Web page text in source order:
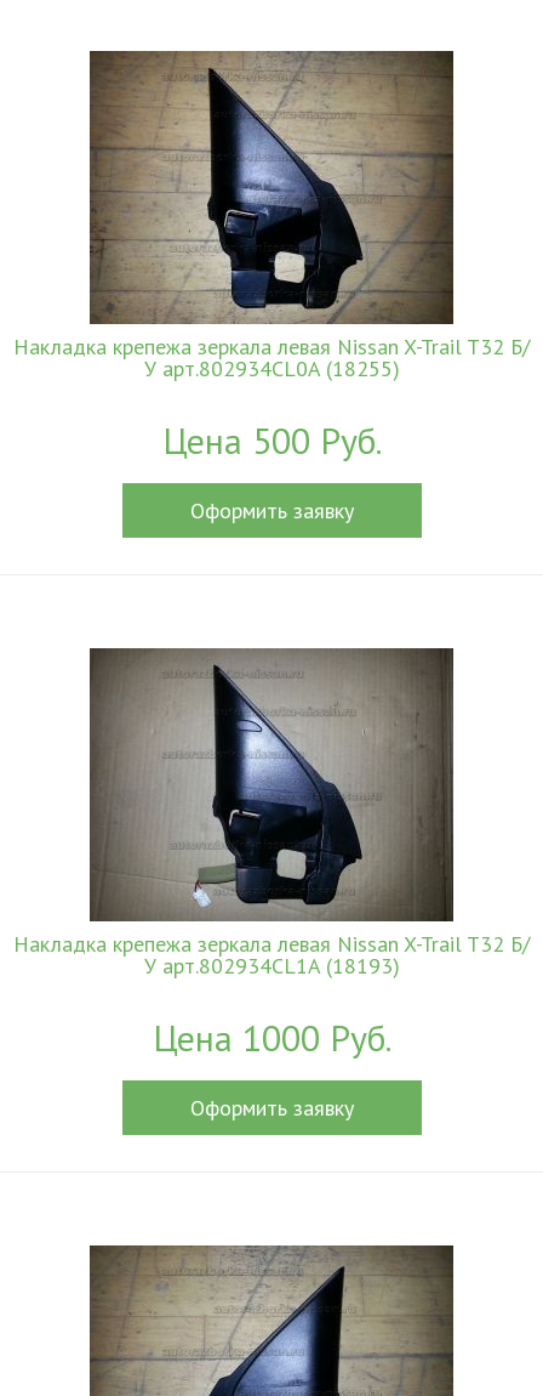
Накладка крепежа зеркала левая Nissan X-Trail T32 Б/
У арт.802934CL0A (18255)
Цена 500 Руб.
Оформить заявку
Накладка крепежа зеркала левая Nissan X-Trail T32 Б/
У арт.802934CL1A (18193)
Цена 1000 Руб.
Оформить заявку